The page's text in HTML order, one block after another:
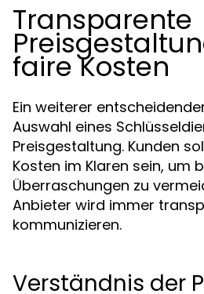
Transparente
faire Kosten
Ein weiterer
Auswahl eines
Preisgestaltung. Kunden
Kosten im Klaren sein, um
Überraschungen zu
Anbieter wird immer
kommunizieren.
Verständnis der